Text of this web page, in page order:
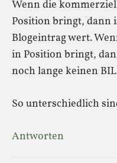
Wenn die
Position bringt, dann
Blogeintrag wert.
in Position bringt,
noch lange keinen
So unterschiedlich
Antworten